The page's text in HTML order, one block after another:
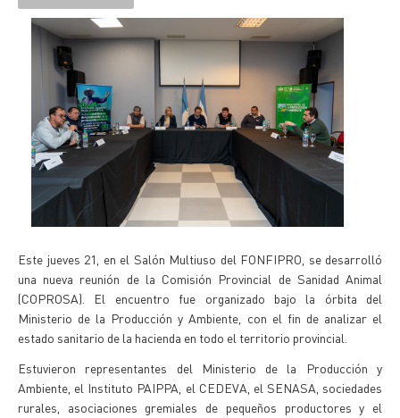
Este jueves 21, en el Salón Multiuso del FONFIPRO, se desarrolló
una nueva reunión de la Comisión Provincial de Sanidad Animal
(COPROSA). El encuentro fue organizado bajo la órbita del
Ministerio de la Producción y Ambiente, con el fin de analizar el
estado sanitario de la hacienda en todo el territorio provincial.
Estuvieron representantes del Ministerio de la Producción y
Ambiente, el Instituto PAIPPA, el CEDEVA, el SENASA, sociedades
rurales, asociaciones gremiales de pequeños productores y el